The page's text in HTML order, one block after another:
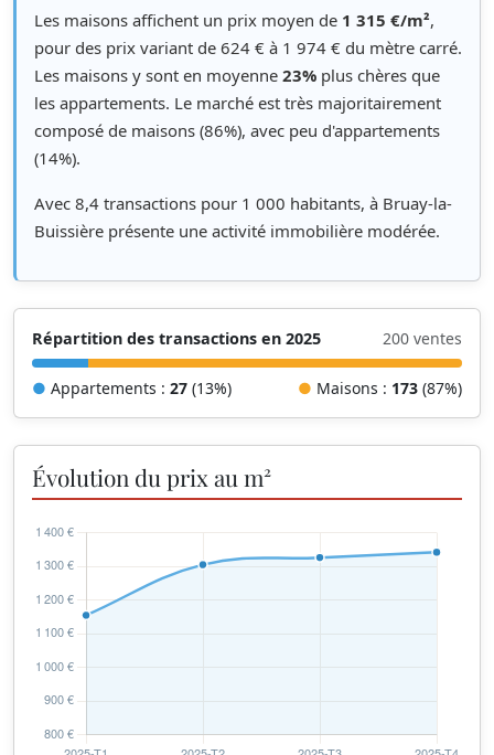
Les maisons affichent un prix moyen de 1 315 €/m²,
pour des prix variant de 624 € à 1 974 € du mètre carré.
Les maisons y sont en moyenne 23% plus chères que
les appartements. Le marché est très majoritairement
composé de maisons (86%), avec peu d'appartements
(14%).
Avec 8,4 transactions pour 1 000 habitants, à Bruay-la-
Buissière présente une activité immobilière modérée.
Répartition des transactions en 2025 200 ventes
● Appartements : 27 (13%) ● Maisons : 173 (87%)
Évolution du prix au m²